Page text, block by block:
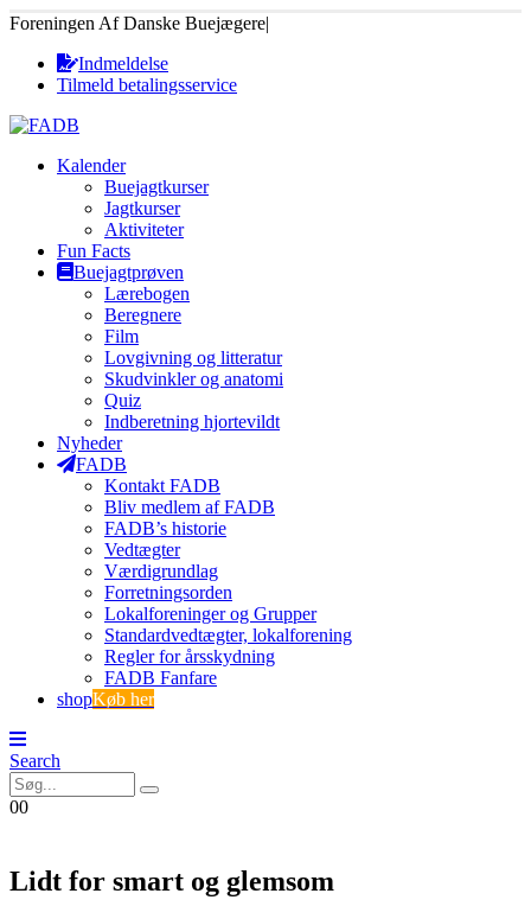
Foreningen Af Danske Buejægere|
Indmeldelse
Tilmeld betalingsservice
Kalender
Buejagtkurser
Jagtkurser
Aktiviteter
Fun Facts
Buejagtprøven
Lærebogen
Beregnere
Film
Lovgivning og litteratur
Skudvinkler og anatomi
Quiz
Indberetning hjortevildt
Nyheder
FADB
Kontakt FADB
Bliv medlem af FADB
FADB’s historie
Vedtægter
Værdigrundlag
Forretningsorden
Lokalforeninger og Grupper
Standardvedtægter, lokalforening
Regler for årsskydning
FADB Fanfare
shopKøb her
Search
00
Lidt for smart og glemsom